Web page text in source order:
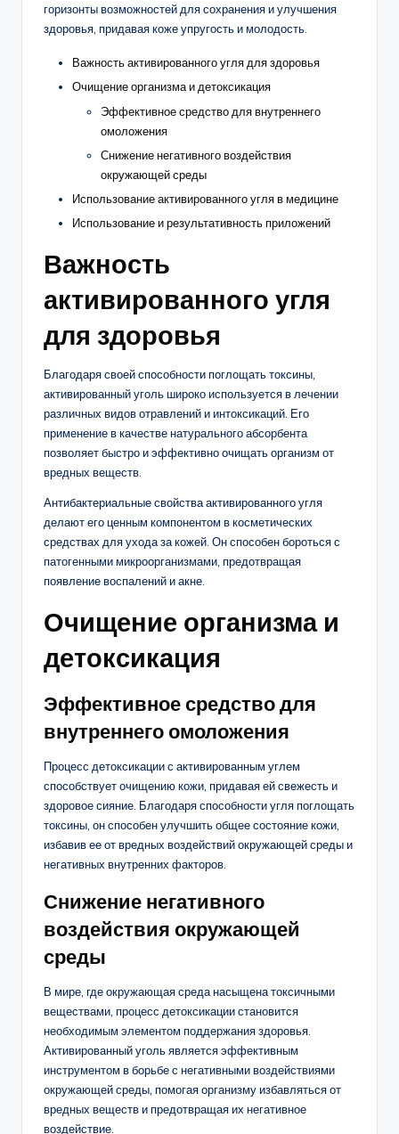
горизонты возможностей для сохранения и улучшения
здоровья, придавая коже упругость и молодость.
Важность активированного угля для здоровья
Очищение организма и детоксикация
Эффективное средство для внутреннего
омоложения
Снижение негативного воздействия
окружающей среды
Использование активированного угля в медицине
Использование и результативность приложений
Важность
активированного угля
для здоровья
Благодаря своей способности поглощать токсины,
активированный уголь широко используется в лечении
различных видов отравлений и интоксикаций. Его
применение в качестве натурального абсорбента
позволяет быстро и эффективно очищать организм от
вредных веществ.
Антибактериальные свойства активированного угля
делают его ценным компонентом в косметических
средствах для ухода за кожей. Он способен бороться с
патогенными микроорганизмами, предотвращая
появление воспалений и акне.
Очищение организма и
детоксикация
Эффективное средство для
внутреннего омоложения
Процесс детоксикации с активированным углем
способствует очищению кожи, придавая ей свежесть и
здоровое сияние. Благодаря способности угля поглощать
токсины, он способен улучшить общее состояние кожи,
избавив ее от вредных воздействий окружающей среды и
негативных внутренних факторов.
Снижение негативного
воздействия окружающей
среды
В мире, где окружающая среда насыщена токсичными
веществами, процесс детоксикации становится
необходимым элементом поддержания здоровья.
Активированный уголь является эффективным
инструментом в борьбе с негативными воздействиями
окружающей среды, помогая организму избавляться от
вредных веществ и предотвращая их негативное
воздействие.